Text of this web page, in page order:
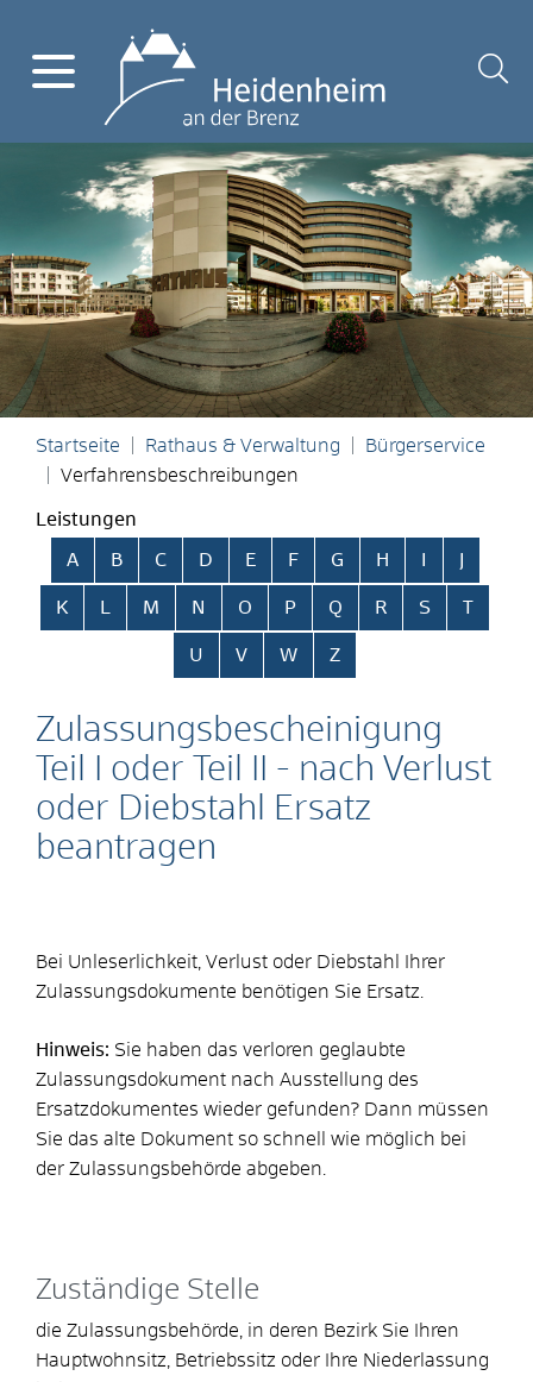
Startseite Rathaus & Verwaltung
Bürgerservice
Verfahrensbeschreibungen
Leistungen
Alphabetisches Register überspringen
A B C D E F G H
K L M N O P Q R S T
U V W Z
Zulassungsbescheinigung
Teil I oder Teil II - nach Verlust
oder Diebstahl Ersatz
beantragen
Bei Unleserlichkeit, Verlust oder Diebstahl Ihrer
Zulassungsdokumente benötigen Sie Ersatz.
Hinweis: Sie haben das verloren geglaubte
Zulassungsdokument nach Ausstellung des
Ersatzdokumentes wieder gefunden? Dann müssen
Sie das alte Dokument so schnell wie möglich bei
der Zu lassungsbehörde abgeben.
Zuständige Stelle
die Zulassungsbehörde, in deren Bezirk Sie Ihren
Hauptwohnsitz, Betriebssitz oder Ihre Niederlassung